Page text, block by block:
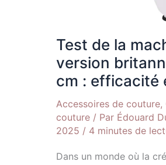
Test de la
version
cm : efficacité
Accessoires de couture,
couture / Par Édouard
2025 / 4 minutes de
Dans un monde où la
cm
efficacité
et
design